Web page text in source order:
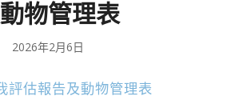
物管理表
2026年2月6日
評估報告及動物管理表